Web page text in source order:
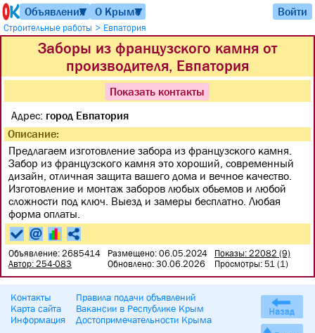
Объявления
▼ О Крыме
▼ Войти
Строительные работы > Евпатория
Заборы из французского камня от
производителя, Евпатория
Показать контакты
Адрес: город Евпатория
Описание:
Предлагаем изготовление забора из французского камня.
Забор из французского камня это хороший, современный
дизайн, отличная защита вашего дома и вечное качество.
Изготовление и монтаж заборов любых обьемов и любой
сложности под ключ. Выезд и замеры бесплатно. Любая
форма оплаты.
Объявление: 2685414
Автор: 254-083
Размещено: 06.05.2024
Обновлено: 30.06.2026
Показы: 22082 (9)
Просмотры: 51 (1)
Контакты
Карта сайта
Информация
Правила подачи объявлений
Вакансии в Республике Крым
Достопримечательности Крыма